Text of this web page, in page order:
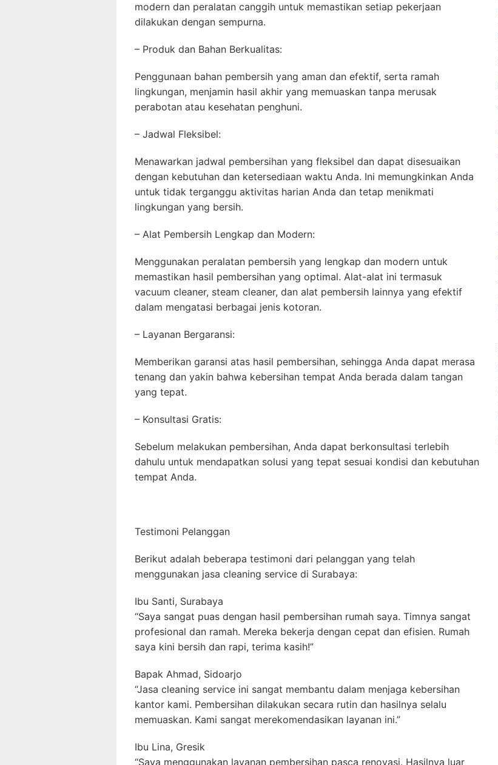
modern dan peralatan canggih untuk memastikan setiap pekerjaan
dilakukan dengan sempurna.
– Produk dan Bahan Berkualitas:
Penggunaan bahan pembersih yang aman dan efektif, serta ramah
lingkungan, menjamin hasil akhir yang memuaskan tanpa merusak
perabotan atau kesehatan penghuni.
– Jadwal Fleksibel:
Menawarkan jadwal pembersihan yang fleksibel dan dapat disesuaikan
dengan kebutuhan dan ketersediaan waktu Anda. Ini memungkinkan Anda
untuk tidak terganggu aktivitas harian Anda dan tetap menikmati
lingkungan yang bersih.
– Alat Pembersih Lengkap dan Modern:
Menggunakan peralatan pembersih yang lengkap dan modern untuk
memastikan hasil pembersihan yang optimal. Alat-alat ini termasuk
vacuum cleaner, steam cleaner, dan alat pembersih lainnya yang efektif
dalam mengatasi berbagai jenis kotoran.
– Layanan Bergaransi:
Memberikan garansi atas hasil pembersihan, sehingga Anda dapat merasa
tenang dan yakin bahwa kebersihan tempat Anda berada dalam tangan
yang tepat.
– Konsultasi Gratis:
Sebelum melakukan pembersihan, Anda dapat berkonsultasi terlebih
dahulu untuk mendapatkan solusi yang tepat sesuai kondisi dan kebutuhan
tempat Anda.
Testimoni Pelanggan
Berikut adalah beberapa testimoni dari pelanggan yang telah
menggunakan jasa cleaning service di Surabaya:
Ibu Santi, Surabaya
“Saya sangat puas dengan hasil pembersihan rumah saya. Timnya sangat
profesional dan ramah. Mereka bekerja dengan cepat dan efisien. Rumah
saya kini bersih dan rapi, terima kasih!”
Bapak Ahmad, Sidoarjo
“Jasa cleaning service ini sangat membantu dalam menjaga kebersihan
kantor kami. Pembersihan dilakukan secara rutin dan hasilnya selalu
memuaskan. Kami sangat merekomendasikan layanan ini.”
Ibu Lina, Gresik
“Saya menggunakan layanan pembersihan pasca renovasi. Hasilnya luar